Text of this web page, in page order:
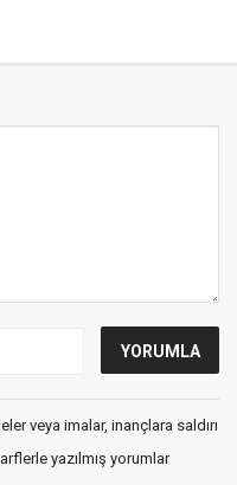
veya imalar, inançlara saldırı
yazılmış yorumlar